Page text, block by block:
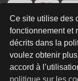
Ce site utilise des
fonctionnement et
décrits dans la
voulez obtenir
accord à